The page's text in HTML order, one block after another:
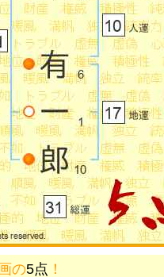
の5点 ！